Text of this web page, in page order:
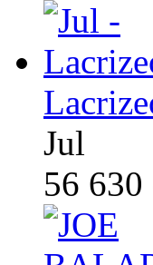
Jul
56 630